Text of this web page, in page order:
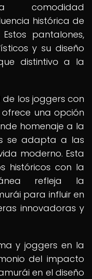
comodidad
histórica de
pantalones,
y su diseño
distintivo a la
los joggers con
una opción
homenaje a la
se adapta a las
moderno. Esta
históricos con la
refleja la
para influir en
innovadoras y
y joggers en la
del impacto
en el diseño